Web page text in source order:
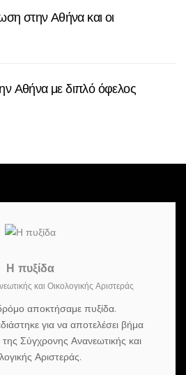
στην Αθήνα και οι
Αθήνα με διπλό όφελος
Η πυξίδα
και Οικολογικής Αριστεράς
αποκτήσαμε πυξίδα.
για να αποτελέσει βήμα
της Σύγχρονης Ανανεωτικής και
Αριστεράς.